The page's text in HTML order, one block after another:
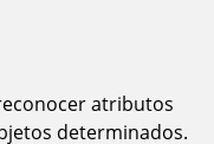
atributos
determinados.